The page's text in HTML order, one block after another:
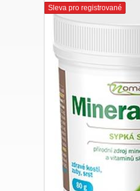
Sleva pro registrované